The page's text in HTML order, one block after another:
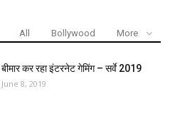
All Bollywood More
कर रहा इंटरनेट गेमिंग – सर्वे 2019
June 8, 2019